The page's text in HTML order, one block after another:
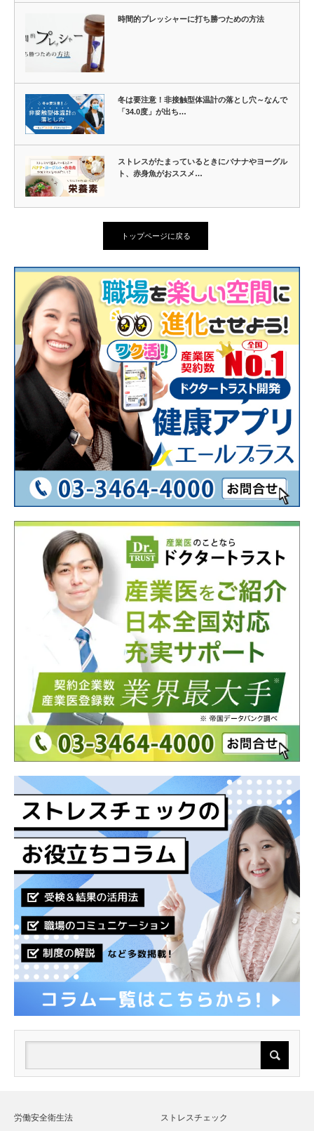
時間的プレッシャーに打ち勝つための方法
冬は要注意！非接触型体温計の落とし穴～なんで
「34.0度」が出ち…
ストレスがたまっているときにバナナやヨーグル
ト、赤身魚がおススメ…
トップページに戻る
労働安全衛生法 ストレスチェック